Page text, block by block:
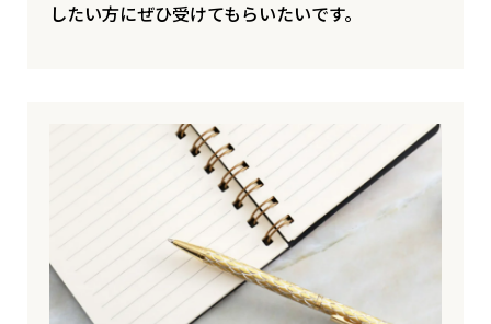
したい方にぜひ受けてもらいたいです。